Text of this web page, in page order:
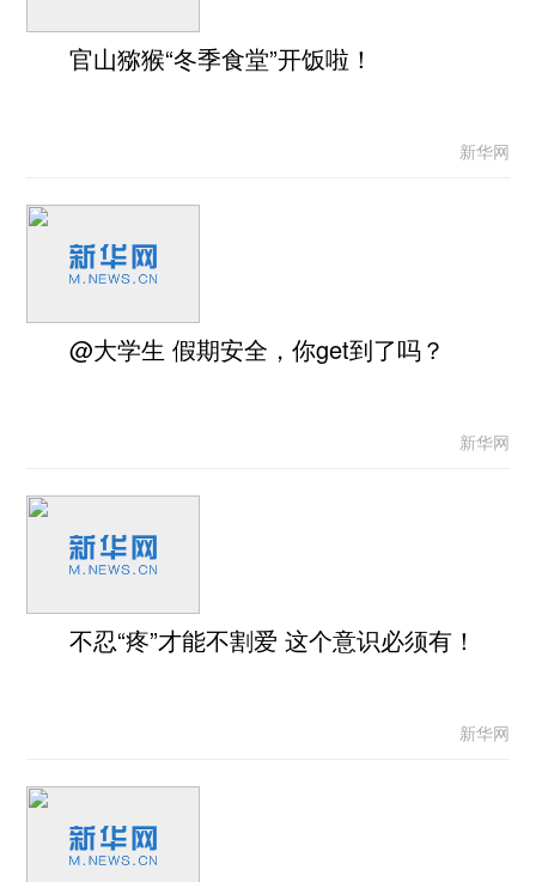
官山猕猴“冬季食堂”开饭啦！
新华网
@大学生 假期安全，你get到了吗？
新华网
不忍“疼”才能不割爱 这个意识必须有！
新华网